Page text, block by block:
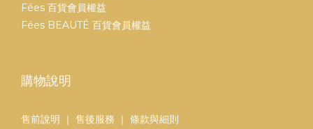
Fées 百貨會員權益
Fées BEAUTÉ 百貨會員權益
購物說明
售前說明 ｜ 售後服務 ｜ 條款與細則